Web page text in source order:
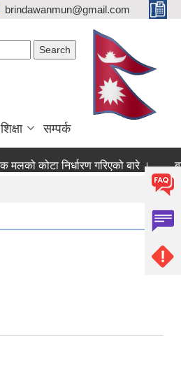
brindawanmun@gmail.com
शिक्षा सम्पर्क
कोटा निर्धारण गरिएको बारे ।